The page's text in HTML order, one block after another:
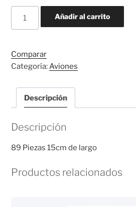
cantidad
Añadir al carrito
Comparar
Categoría:Aviones
Descripción
Descripción
89 Piezas 15cm de largo
Productos relacionados